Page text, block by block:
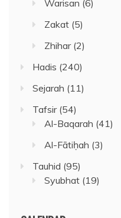
Warisan (6)
Zakat (5)
Zhihar(2)
Hadis (240)
Sejarah (11)
Tafsir(54)
Al-Baqarah (41)
Al-Fātiḥah (3)
Tauhid (95)
Syubhat (19)